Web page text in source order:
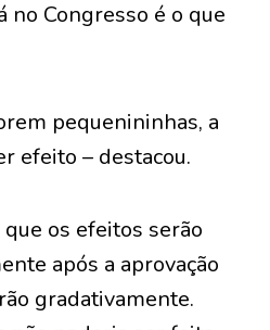
no Congresso é o que
pequenininhas, a
efeito – destacou.
os efeitos serão
após a aprovação
gradativamente.